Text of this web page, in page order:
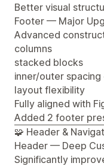
Better visual
Footer — Major
Advanced
columns
stacked blocks
inner/outer
layout flexibility
Fully aligned with
Added 2 footer
🧩 Header &
Header — Deep
Significantly